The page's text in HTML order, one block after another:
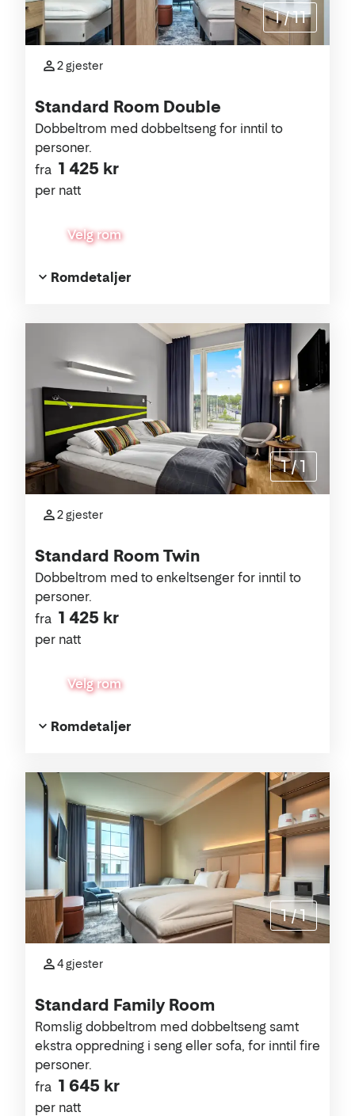
Standard Room Double
fra 1 425 kr
per natt
Dobbeltrom med dobbeltseng for inntil to
personer.
Velg rom
2 gjester
Romdetaljer
1 /11
Standard Room Twin
fra 1 425 kr
per natt
Dobbeltrom med to enkeltsenger for inntil to
personer.
Velg rom
2 gjester
Romdetaljer
1 /1
Standard Family Room
fra 1 645 kr
per natt
Romslig dobbeltrom med dobbeltseng samt
ekstra oppredning i seng eller sofa, for inntil fire
personer.
4 gjester
1 /1